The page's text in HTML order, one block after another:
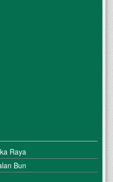
Raya
Bun